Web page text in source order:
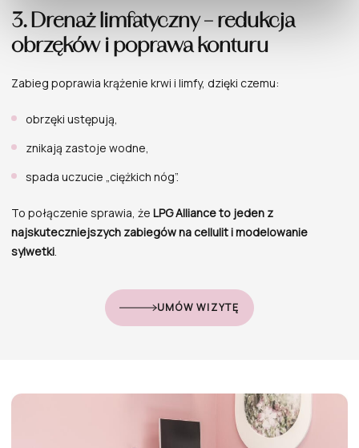
3. Drenaż limfatyczny – redukcja
obrzęków i poprawa konturu
Zabieg poprawia krążenie krwi i limfy, dzięki czemu:
obrzęki ustępują,
znikają zastoje wodne,
spada uczucie „ciężkich nóg”.
To połączenie sprawia, że LPG Alliance to jeden z
najskuteczniejszych zabiegów na cellulit i modelowanie
sylwetki.
UMÓW WIZYTĘ